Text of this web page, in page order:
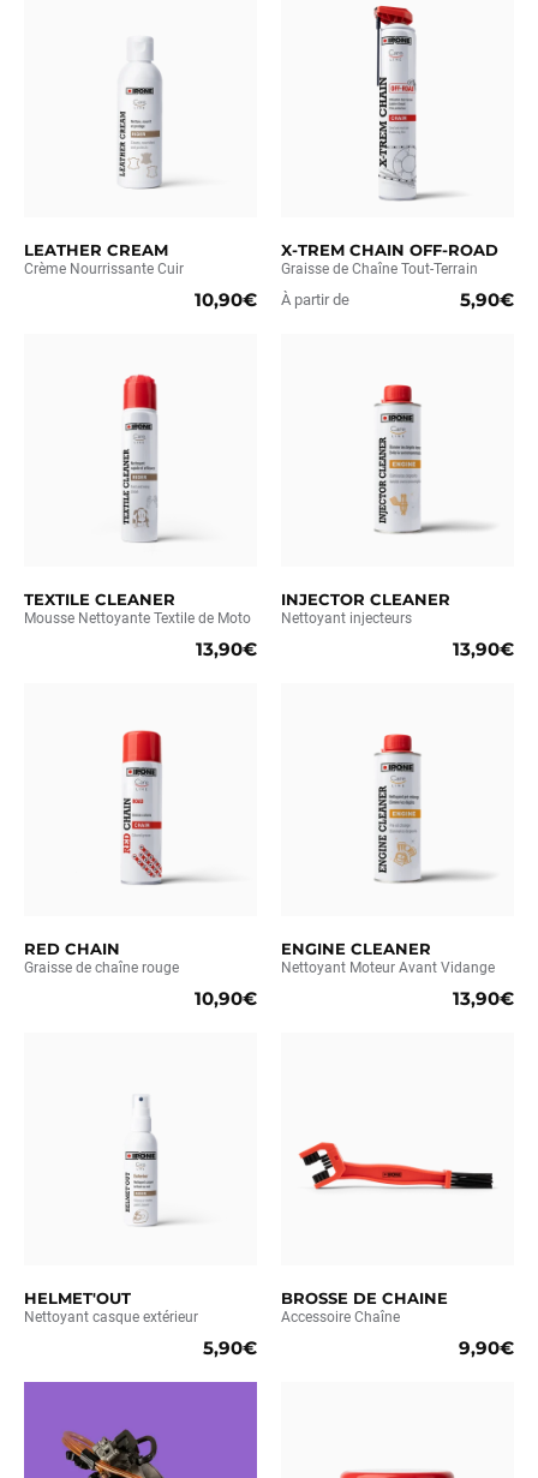
LEATHER CREAM
Crème Nourrissante Cuir
10,90€
X-TREM CHAIN OFF-ROAD
Graisse de Chaîne Tout-Terrain
À partir de 5,90€
TEXTILE CLEANER
Mousse Nettoyante Textile de Moto
13,90€
INJECTOR CLEANER
Nettoyant injecteurs
13,90€
RED CHAIN
Graisse de chaîne rouge
10,90€
ENGINE CLEANER
Nettoyant Moteur Avant Vidange
13,90€
HELMET'OUT
Nettoyant casque extérieur
5,90€
BROSSE DE CHAINE
Accessoire Chaîne
9,90€